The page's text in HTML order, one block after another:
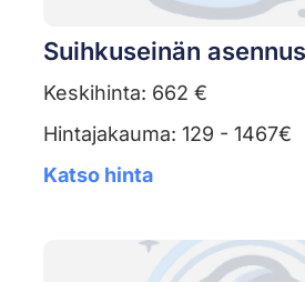
Suihkuseinän asennus
Keskihinta: 662 €
Hintajakauma: 129 - 1467€
Katso hinta